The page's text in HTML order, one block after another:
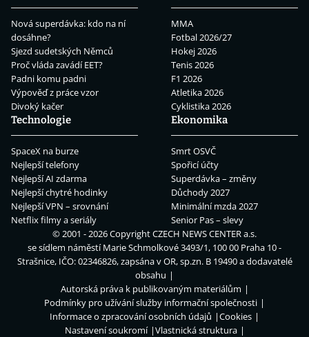
Nová superdávka: kdo na ní
dosáhne?
Sjezd sudetských Němců
Proč vláda zavádí EET?
Padni komu padni
Výpověď z práce vzor
Divoký kačer
MMA
Fotbal 2026/27
Hokej 2026
Tenis 2026
F1 2026
Atletika 2026
Cyklistika 2026
Technologie
SpaceX na burze
Nejlepší telefony
Nejlepší AI zdarma
Nejlepší chytré hodinky
Nejlepší VPN – srovnání
Netflix filmy a seriály
Ekonomika
Smrt OSVČ
Spořicí účty
Superdávka – změny
Důchody 2027
Minimální mzda 2027
Senior Pas – slevy
© 2001 - 2026 CopyrightCZECH NEWS CENTER a.s.
se sídlem náměstí Marie Schmolkové 3493/1, 100 00 Praha 10 -
Strašnice, IČO: 02346826, zapsána v OR, sp.zn. B 19490 a dodavatelé
obsahu
Autorská práva k publikovaným materiálům
Podmínky pro užívání služby informační společnosti
Informace o zpracování osobních údajů
Cookies
Nastavení soukromí
Vlastnická struktura